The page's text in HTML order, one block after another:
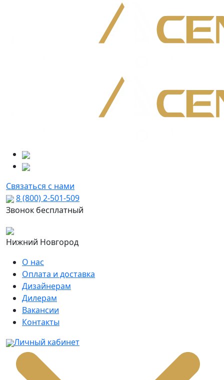
Связаться с нами
8 (800) 2-501-509
Звонок бесплатный
Нижний Новгород
О нас
Оплата и доставка
Дизайнерам
Дилерам
Вакансии
Контакты
Личный кабинет